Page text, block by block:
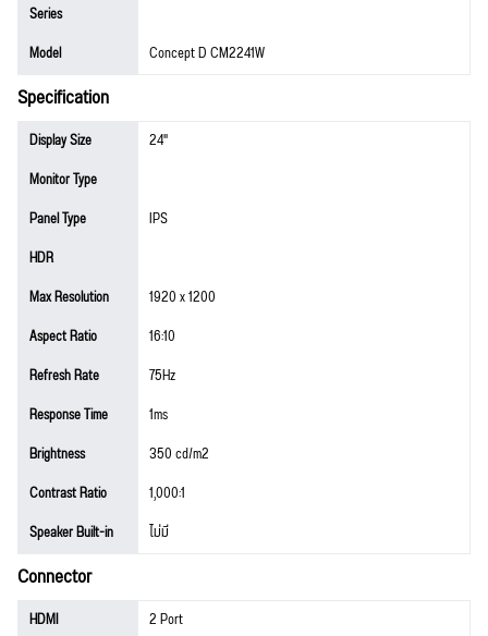
Series
Model
Concept D CM2241W
Specification
Display Size
24"
Monitor Type
Panel Type
IPS
HDR
Max Resolution
1920 x 1200
Aspect Ratio
16:10
Refresh Rate
75Hz
Response Time
1ms
Brightness
350 cd/m2
Contrast Ratio
1,000:1
Speaker Built-in
ไม่มี
Connector
HDMI
2 Port